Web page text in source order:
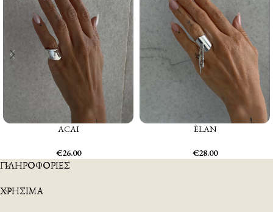
ACAI
€26.00
ÈLAN
€28.00
ΠΛΗΡΟΦΟΡΙΕΣ
ΧΡΗΣΙΜΑ